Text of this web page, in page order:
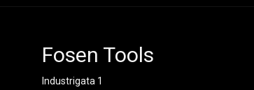
Fosen Tools
Industrigata 1